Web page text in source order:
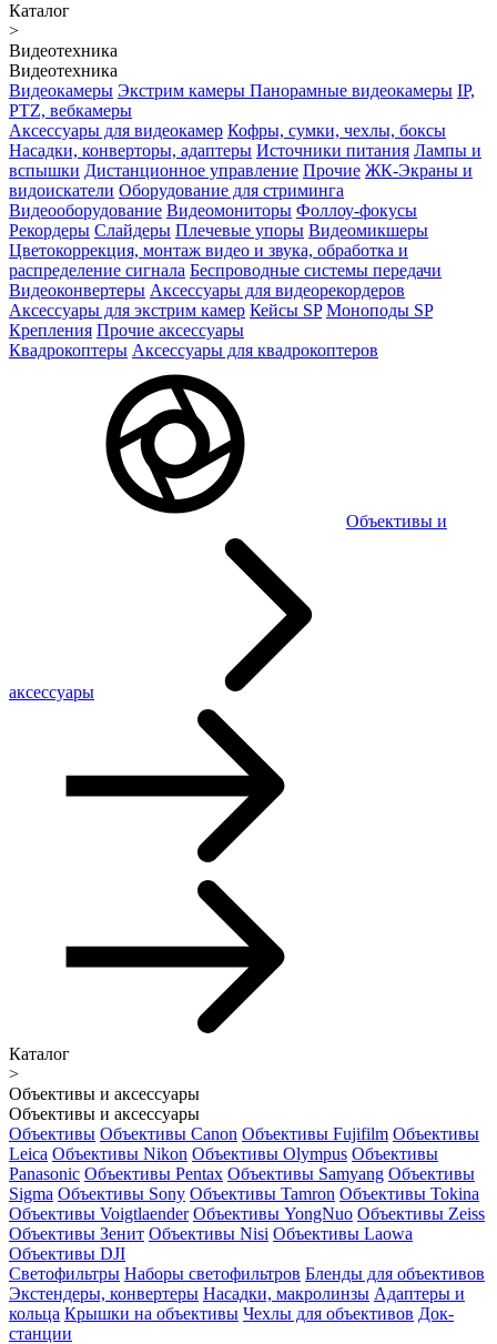
Каталог
>
Видеотехника
Видеотехника
Видеокамеры Экстрим камеры Панорамные видеокамеры IP,
PTZ, вебкамеры
Аксессуары для видеокамер Кофры, сумки, чехлы, боксы
Насадки, конверторы, адаптеры Источники питания Лампы и
вспышки Дистанционное управление Прочие ЖК-Экраны и
видоискатели Оборудование для стриминга
Видеооборудование Видеомониторы Фоллоу-фокусы
Рекордеры Слайдеры Плечевые упоры Видеомикшеры
Цветокоррекция, монтаж видео и звука, обработка и
распределение сигнала Беспроводные системы передачи
Видеоконвертеры Аксессуары для видеорекордеров
Аксессуары для экстрим камер Кейсы SP Моноподы SP
Крепления Прочие аксессуары
Квадрокоптеры Аксессуары для квадрокоптеров
Объективы и
аксессуары
Каталог
>
Объективы и аксессуары
Объективы и аксессуары
Объективы Объективы Canon Объективы Fujifilm Объективы
Leica Объективы Nikon Объективы Olympus Объективы
Panasonic Объективы Pentax Объективы Samyang Объективы
Sigma Объективы Sony Объективы Tamron Объективы Tokina
Объективы Voigtlaender Объективы YongNuo Объективы Zeiss
Объективы Зенит Объективы Nisi Объективы Laowa
Объективы DJI
Светофильтры Наборы светофильтров Бленды для объективов
Экстендеры, конвертеры Насадки, макролинзы Адаптеры и
кольца Крышки на объективы Чехлы для объективов Док-
станции